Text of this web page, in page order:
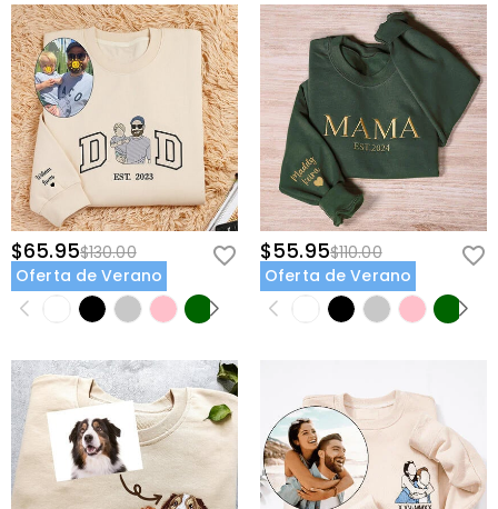
$65.95$130.00
Oferta de Verano
$55.95$110.00
Oferta de Verano